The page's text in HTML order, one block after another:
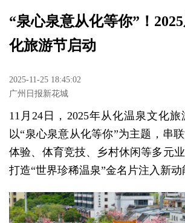
“泉心泉意从化等你”！
化旅游节启动
2025-11-25 18:45:02
广州日报新花城
11月24日，2025年从化温泉文化旅
以“泉心泉意从化等你”为主题，串
体验、体育竞技、乡村休闲等多元
打造“世界珍稀温泉”金名片注入新动